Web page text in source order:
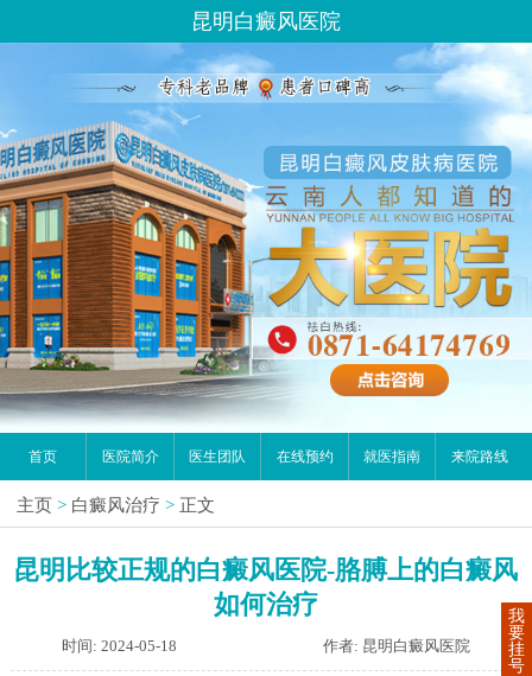
昆明白癜风医院
首页 医院简介 医生团队 在线预约 就医指南 来院路线
主页 > 白癜风治疗 > 正文
昆明比较正规的白癜风医院-胳膊上的白癜风
如何治疗
时间: 2024-05-18 作者: 昆明白癜风医院
我
要
挂
号